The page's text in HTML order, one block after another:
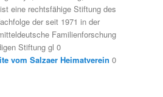
eine rechtsfähige Stiftung des
der seit 1971 in der
Familienforschung
Stiftung gl 0
vom Salzaer Heimatverein 0